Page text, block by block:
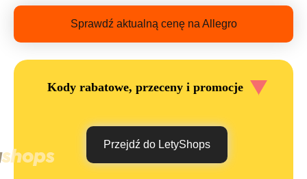
Sprawdź aktualną cenę na Allegro
Kody rabatowe, przeceny i promocje
Przejdź do LetyShops